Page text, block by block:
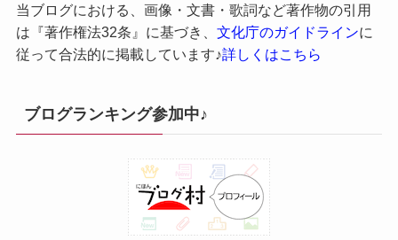
当ブログにおける、画像・文書・歌詞など著作物の引用
は『著作権法32条』に基づき、 文化庁のガイドラインに
従って合法的に掲載しています♪詳しくはこちら
ブログランキング参加中♪